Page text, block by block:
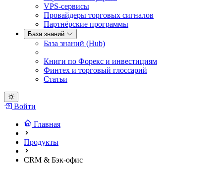
VPS-сервисы
Провайдеры торговых сигналов
Партнёрские программы
База знаний
База знаний (Hub)
Книги по Форекс и инвестициям
Финтех и торговый глоссарий
Статьи
Войти
Главная
Продукты
CRM & Бэк-офис